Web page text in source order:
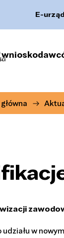
E-urząd
udziału w